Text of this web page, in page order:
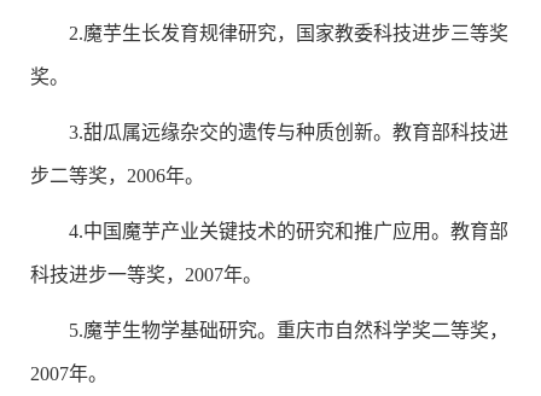
2.魔芋生长发育规律研究，国家教委科技进步三等奖
奖。
3.甜瓜属远缘杂交的遗传与种质创新。教育部科技进
步二等奖，2006年。
4.中国魔芋产业关键技术的研究和推广应用。教育部
科技进步一等奖，2007年。
5.魔芋生物学基础研究。重庆市自然科学奖二等奖，
2007年。